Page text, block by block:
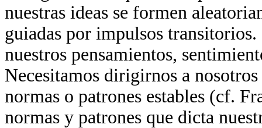
nuestras ideas se formen
guiadas por impulsos
nuestros pensamientos,
Necesitamos dirigirnos a
normas o patrones estables (cf.
normas y patrones que dicta